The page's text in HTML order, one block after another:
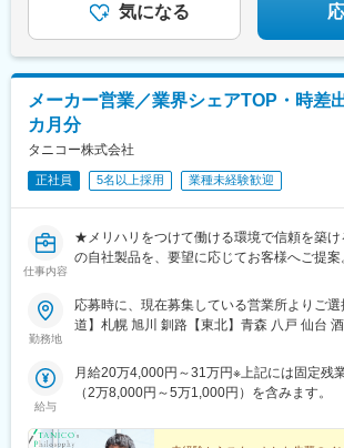
・国内500件以上、海外30か国以上の納入実
・海外需要の拡大により、今後も事業成長を
気になる
メーカー営業／業界シェアTOP・時差
カ月分
タニコー株式会社
正社員 5名以上採用 業種未経験歓迎
仕事内容
★メリハリをつけて働ける環境で信頼を築
の自社製品を、要望に応じてお客様へご提案
勤務地
応募時に、現在募集している営業所よりご
道】札幌 旭川 釧路【東北】青森 八戸 仙台 酒
袋 大宮 越谷 厚木 横浜【北陸】金沢、福井、
三河 浜松 三重 静岡【北信越】新潟 長野【関
滋賀【中国・四国・九州】広島 高松 徳島 松
屋、徳島◎状況に応じて直行直帰可能◎車、
給与
月給20万4,000円～31万円※上記には固定残
（2万8,000円～5万1,000円）を含みます。
月収26万5000円北海道事業部／36歳・月収